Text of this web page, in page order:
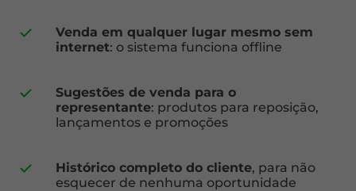
Venda em qualquer lugar mesmo sem
internet: o sistema funciona offline
Sugestões de venda para o
representante: produtos para reposição,
lançamentos e promoções
Histórico completo do cliente, para não
esquecer de nenhuma oportunidade